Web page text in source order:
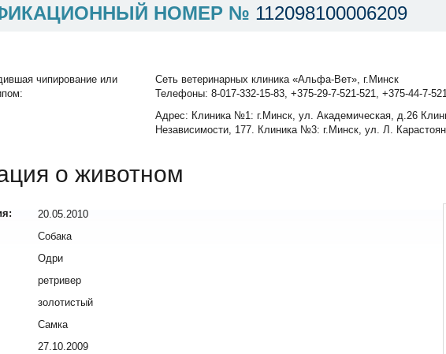
НОМЕР № 112098100006209
чипирование или
Сеть ветеринарных клиника «Альфа-Вет», г.Минск
Телефоны: 8-017-332-15-83, +375-29-7-521-521, +375-44-7-
Адрес: Клиника №1: г.Минск, ул. Академическая, д.26
Независимости, 177. Клиника №3: г.Минск, ул. Л.
о животном
20.05.2010
Собака
Одри
ретривер
золотистый
Самка
27.10.2009